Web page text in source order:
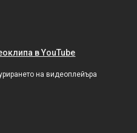
в YouTube
на видеоплейъра